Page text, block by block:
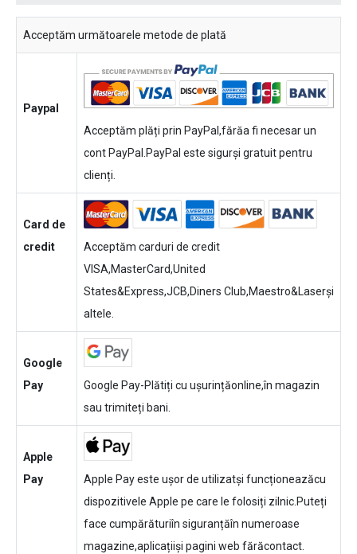
Acceptăm următoarele metode de plată
Paypal
Acceptăm plăți prin PayPal,fărăa fi necesar un
cont PayPal.PayPal este sigurși gratuit pentru
clienți.
Card de
credit
Acceptăm carduri de credit
VISA,MasterCard,United
States&Express,JCB,Diners Club,Maestro&Laserși
altele.
Google
Pay
Google Pay-Plătiți cu ușurințăonline,în magazin
sau trimiteți bani.
Apple
Pay
Apple Pay este ușor de utilizatși funcționeazăcu
dispozitivele Apple pe care le folosiți zilnic.Puteți
face cumpărăturiîn siguranțăîn numeroase
magazine,aplicațiiși pagini web fărăcontact.